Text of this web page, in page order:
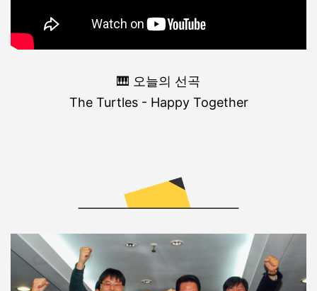
🎹 오늘의 선곡
The Turtles - Happy Together